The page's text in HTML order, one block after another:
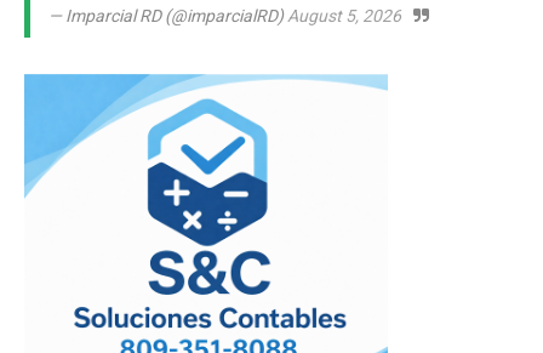
— Imparcial RD (@imparcialRD)August 5, 2026